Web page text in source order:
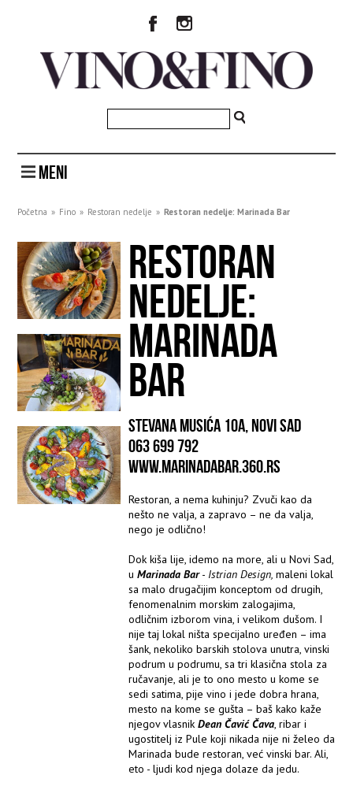
MENI
Početna » Fino » Restoran nedelje » Restoran nedelje: Marinada Bar
RESTORAN
NEDELJE:
MARINADA
BAR
STEVANA MUSIĆA 10A, NOVI SAD
063 699 792
WWW.MARINADABAR.360.RS
Restoran, a nema kuhinju? Zvuči kao da
nešto ne valja, a zapravo – ne da valja,
nego je odlično!
Dok kiša lije, idemo na more, ali u Novi Sad,
uMarinada Bar- Istrian Design,maleni lokal
sa malo drugačijim konceptom od drugih,
fenomenalnim morskim zalogajima,
odličnim izborom vina, i velikom dušom. I
nije taj lokal ništa specijalno uređen – ima
šank, nekoliko barskih stolova unutra, vinski
podrum u podrumu, sa tri klasična stola za
ručavanje, ali je to ono mesto u kome se
sedi satima, pije vino i jede dobra hrana,
mesto na kome se gušta – baš kako kaže
njegov vlasnikDean Čavić Čava , ribar i
ugostitelj iz Pule koji nikada nije ni želeo da
Marinada bude restoran, već vinski bar. Ali,
eto - ljudi kod njega dolaze da jedu.